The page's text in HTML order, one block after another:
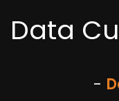
Data
-